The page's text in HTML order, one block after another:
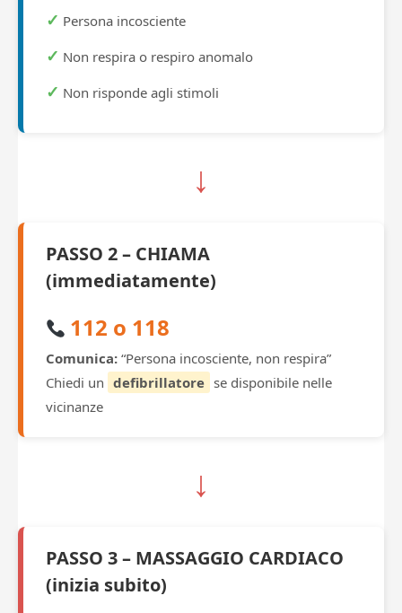
✓ Persona incosciente
✓ Non respira o respiro anomalo
✓ Non risponde agli stimoli
↓
PASSO 2 – CHIAMA
(immediatamente)
112 o 118
Comunica: “Persona incosciente, non respira”
Chiedi un defibrillatore se disponibile nelle
vicinanze
↓
PASSO 3 – MASSAGGIO CARDIACO
(inizia subito)